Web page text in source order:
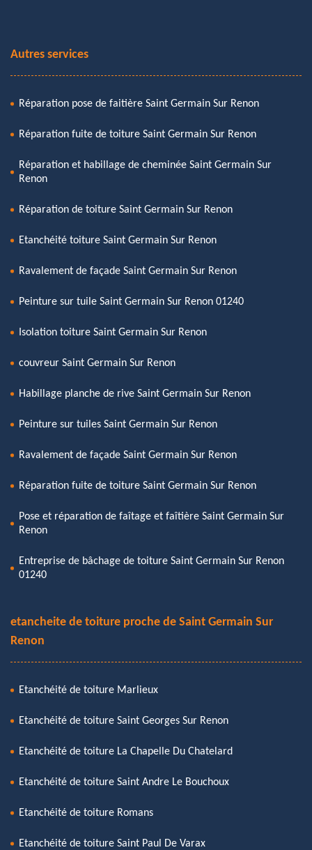
Autres services
Réparation pose de faitière Saint Germain Sur Renon
Réparation fuite de toiture Saint Germain Sur Renon
Réparation et habillage de cheminée Saint Germain Sur
Renon
Réparation de toiture Saint Germain Sur Renon
Etanchéité toiture Saint Germain Sur Renon
Ravalement de façade Saint Germain Sur Renon
Peinture sur tuile Saint Germain Sur Renon 01240
Isolation toiture Saint Germain Sur Renon
couvreur Saint Germain Sur Renon
Habillage planche de rive Saint Germain Sur Renon
Peinture sur tuiles Saint Germain Sur Renon
Ravalement de façade Saint Germain Sur Renon
Réparation fuite de toiture Saint Germain Sur Renon
Pose et réparation de faîtage et faîtière Saint Germain Sur
Renon
Entreprise de bâchage de toiture Saint Germain Sur Renon
01240
etancheite de toiture proche de Saint Germain Sur
Renon
Etanchéité de toiture Marlieux
Etanchéité de toiture Saint Georges Sur Renon
Etanchéité de toiture La Chapelle Du Chatelard
Etanchéité de toiture Saint Andre Le Bouchoux
Etanchéité de toiture Romans
Etanchéité de toiture Saint Paul De Varax